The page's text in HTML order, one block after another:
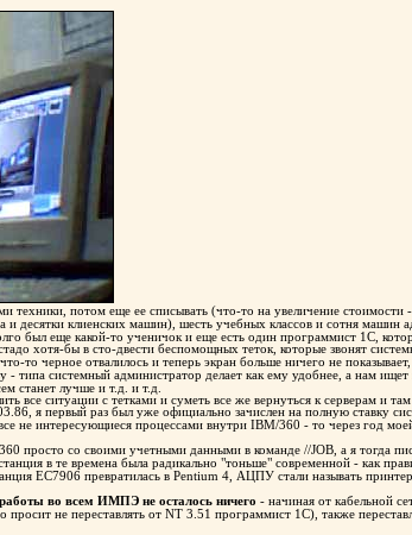
техники, потом еще ее списывать (что-то на увеличение
и десятки клиенских машин), шесть учебных классов и сотня
был еще какой-то ученичок и еще есть один программист 1С,
хотя-бы в сто-двести беспомощных теток, которые звонят
то черное отвалилось и теперь экран больше ничего не
- типа системный администратор делает как ему удобнее, а
станет лучше и т.д. и т.д.
все ситуации с тетками и суметь все же вернуться к серверам и там
я первый раз был уже официально зачислен на полную ставку
не интересующиеся процессами внутри IBM/360 - то через год
просто со своими учетными данными в команде //JOB, а я тогда
в те времена была радикально "тоньше" современной - как
ЕС7906 превратилась в Pentium 4, АЦПУ стали называть
во всем ИМПЭ не осталось ничего - начиная от кабельной
не переставлять от NT 3.51 программист 1С), также